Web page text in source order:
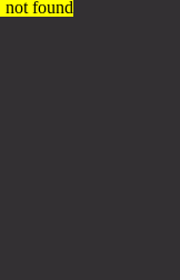
not found